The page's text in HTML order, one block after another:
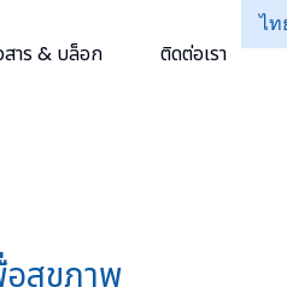
สาร & บล็อก ติดต่อเรา
ไท
สุขภาพ